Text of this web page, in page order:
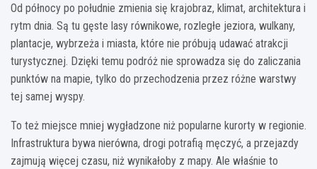
Od północy po południe zmienia się krajobraz, klimat, architektura i
rytm dnia. Są tu gęste lasy równikowe, rozległe jeziora, wulkany,
plantacje, wybrzeża i miasta, które nie próbują udawać atrakcji
turystycznej. Dzięki temu podróż nie sprowadza się do zaliczania
punktów na mapie, tylko do przechodzenia przez różne warstwy
tej samej wyspy.
To też miejsce mniej wygładzone niż popularne kurorty w regionie.
Infrastruktura bywa nierówna, drogi potrafią męczyć, a przejazdy
zajmują więcej czasu, niż wynikałoby z mapy. Ale właśnie to